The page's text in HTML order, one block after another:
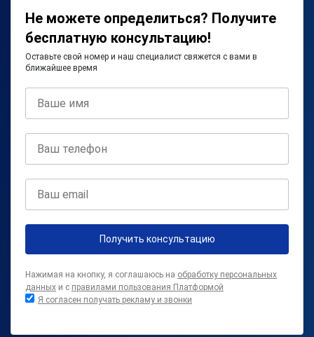
Не можете определиться? Получите
бесплатную консультацию!
Оставьте свой номер и наш специалист свяжется с вами в
ближайшее время
Получить консультацию
Нажимая на кнопку, я соглашаюсь на обработку персональных
данных и с правилами пользования Платформой
Я согласен получать рекламу и звонки